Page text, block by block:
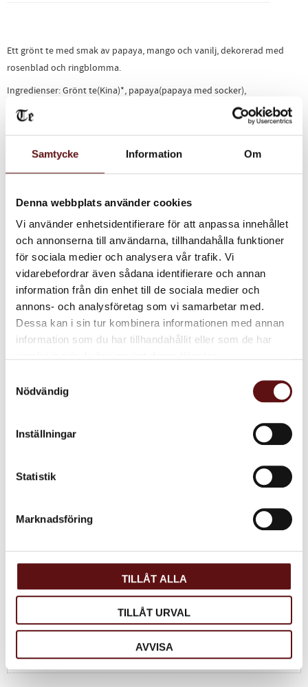
Samtycke Information Om
Denna webbplats använder cookies
Vi använder enhetsidentifierare för att anpassa innehållet
och annonserna till användarna, tillhandahålla funktioner
för sociala medier och analysera vår trafik. Vi
vidarebefordrar även sådana identifierare och annan
information från din enhet till de sociala medier och
annons- och analysföretag som vi samarbetar med.
Dessa kan i sin tur kombinera informationen med annan
information som du har tillhandahållit eller som de har
Nödvändig
Inställningar
Statistik
Marknadsföring
TILLÅT ALLA
TILLÅT URVAL
AVVISA
Ett grönt te med smak av papaya, mango och vanilj, dekorerad med
rosenblad och ringblomma.
Ingredienser: Grönt te(Kina)*, papaya(papaya med socker),
södermalmsarom, ringblomma, Rosvall, vaniljkräm, mangoarom.
*ekologisk ingrediens
Relaterade produkter
Södermalm, Svart